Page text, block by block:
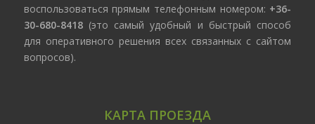
воспользоваться прямым телефонным номером: +36-
30-680-8418(это самый удобный и быстрый способ
для оперативного решения всех связанных с сайтом
вопросов).
КАРТА ПРОЕЗДА